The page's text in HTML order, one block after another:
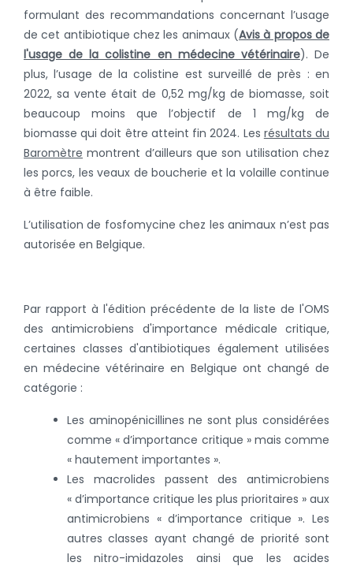
formulant des recommandations concernant l’usage
de cet antibiotique chez les animaux (Avis à propos de
l'usage de la colistine en médecine vétérinaire). De
plus, l’usage de la colistine est surveillé de près : en
2022, sa vente était de 0,52 mg/kg de biomasse, soit
beaucoup moins que l’objectif de 1 mg/kg de
biomasse qui doit être atteint fin 2024. Les résultats du
Baromètre montrent d’ailleurs que son utilisation chez
les porcs, les veaux de boucherie et la volaille continue
à être faible.
L’utilisation de fosfomycine chez les animaux n’est pas
autorisée en Belgique.
Par rapport à l'édition précédente de la liste de l'OMS
des antimicrobiens d'importance médicale critique,
certaines classes d'antibiotiques également utilisées
en médecine vétérinaire en Belgique ont changé de
catégorie :
Les aminopénicillines ne sont plus considérées
comme « d’importance critique » mais comme
« hautement importantes ».
Les macrolides passent des antimicrobiens
« d’importance critique les plus prioritaires » aux
antimicrobiens « d’importance critique ». Les
autres classes ayant changé de priorité sont
les nitro-imidazoles ainsi que les acides